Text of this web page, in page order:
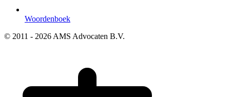
Woordenboek
© 2011 - 2026 AMS Advocaten B.V.